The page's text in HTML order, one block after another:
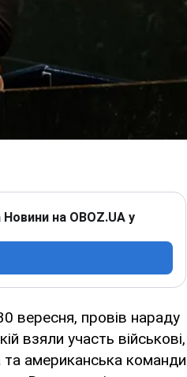
на OBOZ.UA у
вересня, провів нараду
взяли участь військові,
та американська команди